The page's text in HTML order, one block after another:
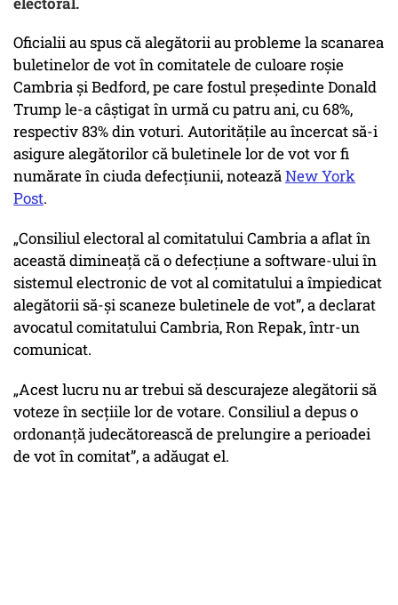
Oficialii au spus că alegătorii au probleme la scanarea
buletinelor de vot în comitatele de culoare roșie
Cambria și Bedford, pe care fostul președinte Donald
Trump le-a câștigat în urmă cu patru ani, cu 68%,
respectiv 83% din voturi. Autoritățile au încercat să-i
asigure alegătorilor că buletinele lor de vot vor fi
numărate în ciuda defecțiunii, noteazăNew York
Post.
„Consiliul electoral al comitatului Cambria a aflat în
această dimineață că o defecțiune a software-ului în
sistemul electronic de vot al comitatului a împiedicat
alegătorii să-și scaneze buletinele de vot”, a declarat
avocatul comitatului Cambria, Ron Repak, într-un
comunicat.
„Acest lucru nu ar trebui să descurajeze alegătorii să
voteze în secțiile lor de votare. Consiliul a depus o
ordonanță judecătorească de prelungire a perioadei
de vot în comitat”, a adăugat el.